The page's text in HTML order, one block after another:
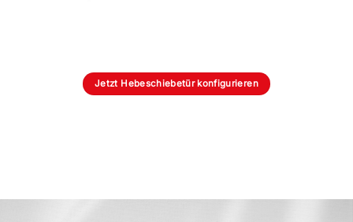
Jetzt Hebeschiebetür konfigurieren